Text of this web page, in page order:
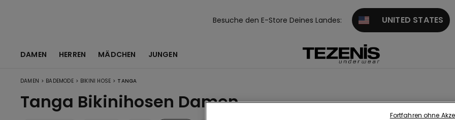
Besuche den E-Store Deines Landes: UNITED STATES
DAMEN HERREN MÄDCHEN JUNGEN
DAMEN > BADEMODE > BIKINI HOSE > TANGA
Tanga Bikinihosen Damen
Fortfahren ohne